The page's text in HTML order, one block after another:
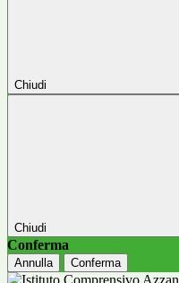
Chiudi
Chiudi
Conferma
Annulla Conferma